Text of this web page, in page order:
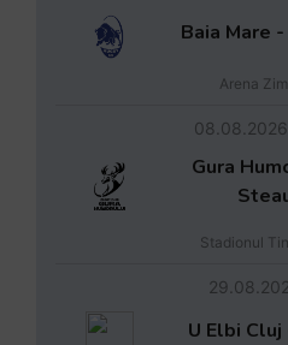
Baia Mare
Arena
Gura
Stadionul
U Elbi Cluj